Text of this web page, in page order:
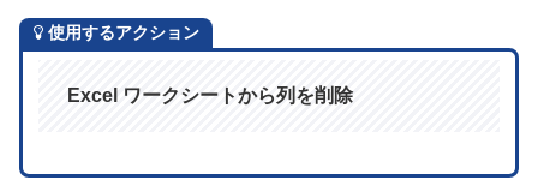
使用するアクション
Excel ワークシートから列を削除